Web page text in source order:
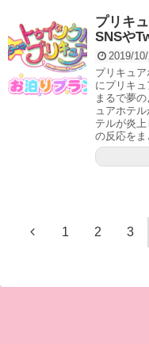
プリキ
SNSや
2019/10/
プリキュ
にプリキ
まるで夢
ュアホテ
テルが炎
の反応をま
1 2 3